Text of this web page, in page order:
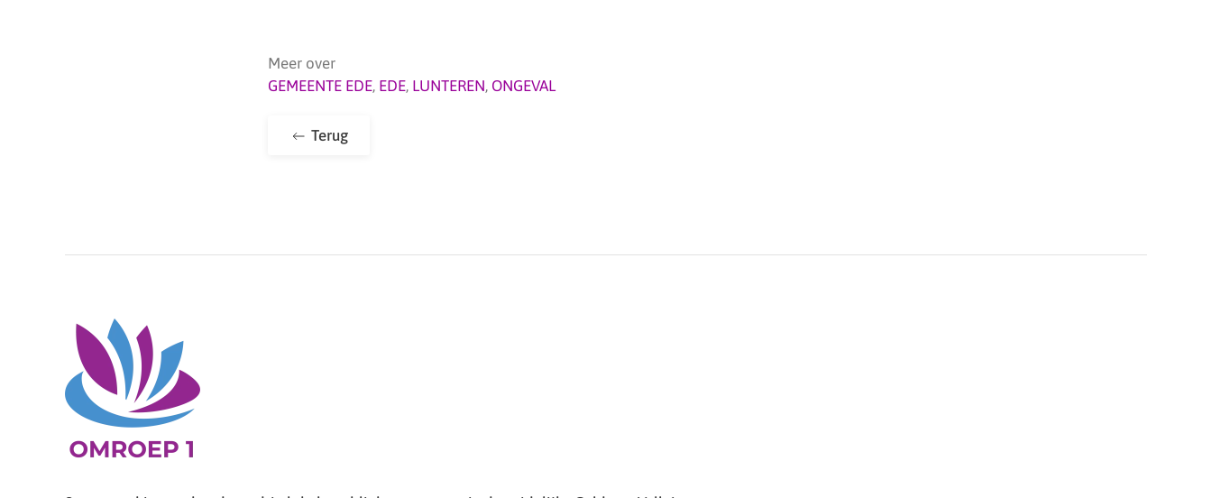
Meer over
GEMEENTE EDE, EDE, LUNTEREN, ONGEVAL
Terug